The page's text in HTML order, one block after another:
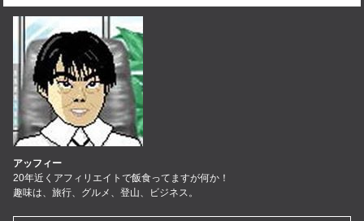
アッフィー
20年近くアフィリエイトで飯食ってますが何か！
趣味は、旅行、グルメ、登山、ビジネス。